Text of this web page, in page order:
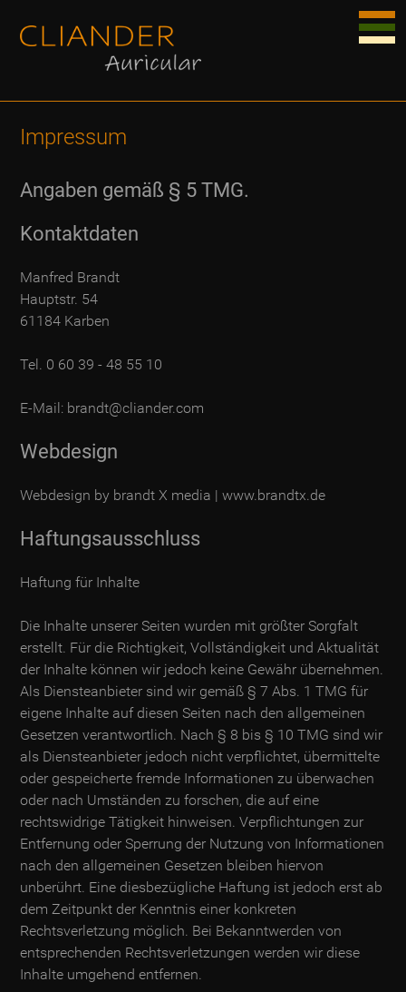
Impressum
Angaben gemäß § 5 TMG.
Kontaktdaten
Manfred Brandt
Hauptstr. 54
61184 Karben
Tel. 0 60 39 - 48 55 10
E-Mail: brandt@cliander.com
Webdesign
Webdesign by brandt X media |www.brandtx.de
Haftungsausschluss
Haftung für Inhalte
Die Inhalte unserer Seiten wurden mit größter Sorgfalt
erstellt. Für die Richtigkeit, Vollständigkeit und Aktualität
der Inhalte können wir jedoch keine Gewähr übernehmen.
Als Diensteanbieter sind wir gemäß § 7 Abs. 1 TMG für
eigene Inhalte auf diesen Seiten nach den allgemeinen
Gesetzen verantwortlich. Nach § 8 bis § 10 TMG sind wir
als Diensteanbieter jedoch nicht verpflichtet, übermittelte
oder gespeicherte fremde Informationen zu überwachen
oder nach Umständen zu forschen, die auf eine
rechtswidrige Tätigkeit hinweisen. Verpflichtungen zur
Entfernung oder Sperrung der Nutzung von Informationen
nach den allgemeinen Gesetzen bleiben hiervon
unberührt. Eine diesbezügliche Haftung ist jedoch erst ab
dem Zeitpunkt der Kenntnis einer konkreten
Rechtsverletzung möglich. Bei Bekanntwerden von
entsprechenden Rechtsverletzungen werden wir diese
Inhalte umgehend entfernen.